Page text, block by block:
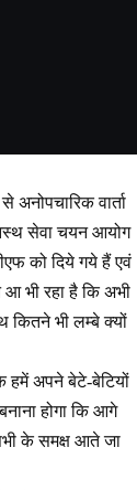
अनोपचारिक वार्ता
सेवा चयन आयोग
को दिये गये हैं एवं
आ भी रहा है कि अभी
कितने भी लम्बे क्यों
हमें अपने बेटे-बेटियों
होगा कि आगे
के समक्ष आते जा